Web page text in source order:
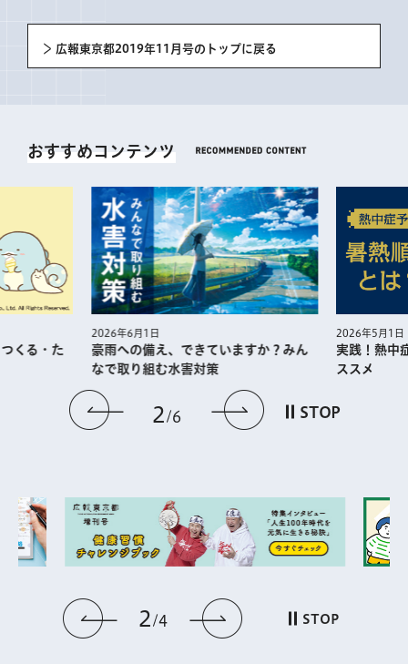
広報東京都2019年11月号のトップに戻る
おすすめコンテンツ
前のスライドを表示
2 6 次のスライドを
STOP
くる・た
2026年6月1日
豪雨への備え、できていますか？みん
なで取り組む水害対策
2026年5月1日
実践！熱中
ススメ
前のスライドを表示
2 4 次のスライドを表
STOP